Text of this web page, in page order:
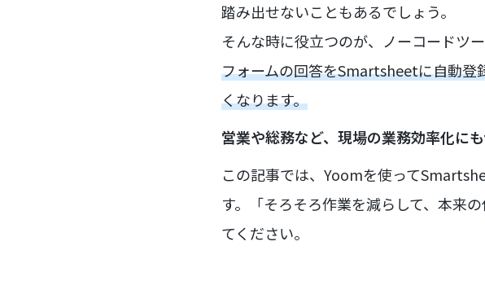
踏み出せないこともあるでしょう。
そんな時に役立つのが、ノーコードツー
フォームの回答をSmartsheetに自動登
くなります。
営業や総務など、現場の業務効率化に
この記事では、Yoomを使って
す。「そろそろ作業を減らして、本来
てください。